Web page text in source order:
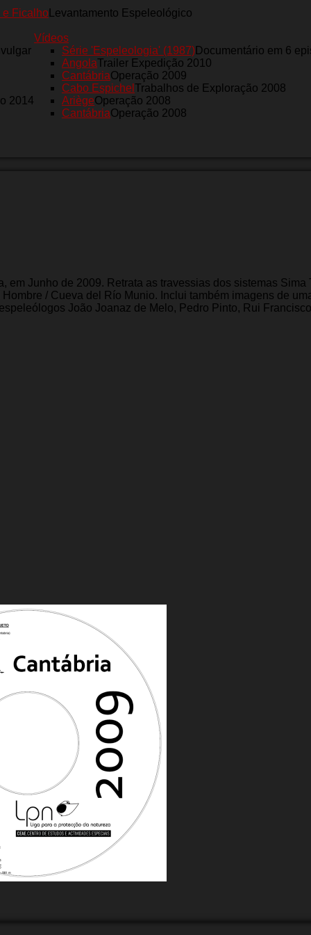
e Ficalho Levantamento Espeleológico
Vídeos
2014
Série 'Espeleologia' (1987)Documentário em 6
AngolaTrailer Expedição 2010
CantábriaOperação 2009
Cabo Espichel Trabalhos de Exploração 2008
AriègeOperação 2008
CantábriaOperação 2008
Junho de 2009. Retrata as travessias dos sistemas Sima
/ Cueva del Río Munio. Inclui também imagens de
João Joanaz de Melo, Pedro Pinto, Rui Francisco